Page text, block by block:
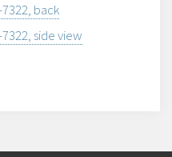
back
side view